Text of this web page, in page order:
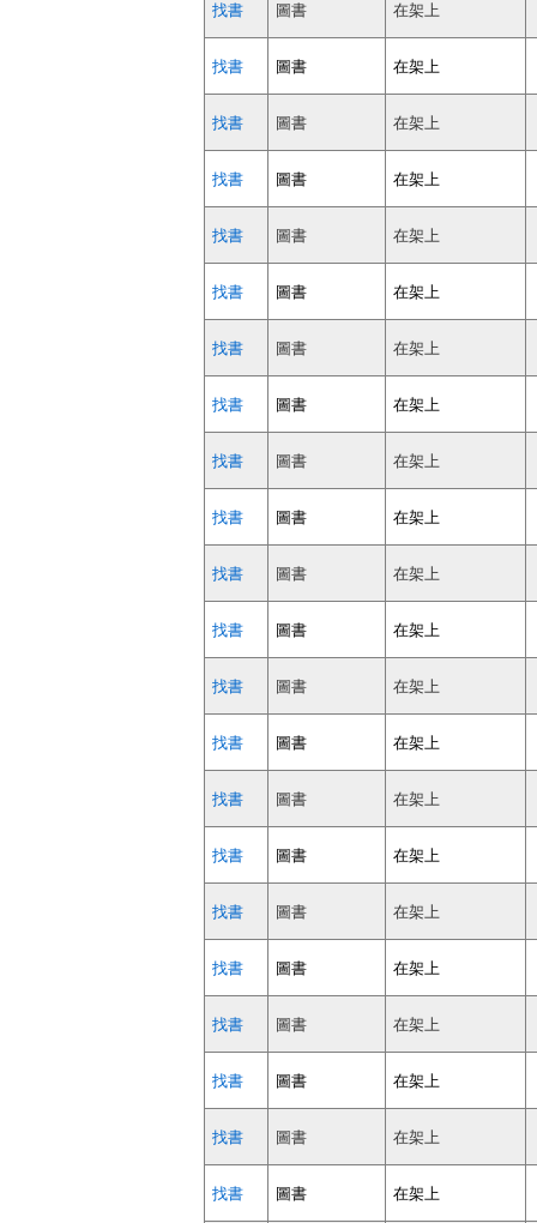
找書 圖書 在架上
找書 圖書 在架上
找書 圖書 在架上
找書 圖書 在架上
找書 圖書 在架上
找書 圖書 在架上
找書 圖書 在架上
找書 圖書 在架上
找書 圖書 在架上
找書 圖書 在架上
找書 圖書 在架上
找書 圖書 在架上
找書 圖書 在架上
找書 圖書 在架上
找書 圖書 在架上
找書 圖書 在架上
找書 圖書 在架上
找書 圖書 在架上
找書 圖書 在架上
找書 圖書 在架上
找書 圖書 在架上
找書 圖書 在架上